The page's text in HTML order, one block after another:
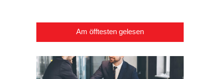
Am öfftesten gelesen